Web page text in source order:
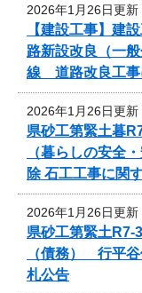
2026年1月26日更新
【建設工事】
路新設改良（一
線 道路改良工事
2026年1月26日更新
県砂工第緊土暮
（暮らしの安全
除 石工工事に関
2026年1月26日更新
県砂工第緊土R7-
（債務） 行平
札公告